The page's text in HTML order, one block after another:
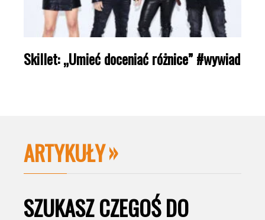
Skillet: „Umieć doceniać różnice” #wywiad
ARTYKUŁY
SZUKASZ CZEGOŚ DO